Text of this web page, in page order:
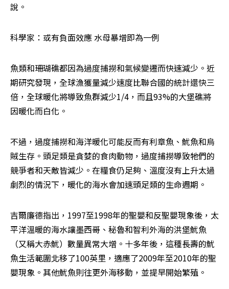
說。
科學家：或有負面效應 水母暴增即為一例
魚類和珊瑚礁都因為過度捕撈和氣候變遷而快速減少。近
期研究發現，全球漁獲量減少速度比聯合國的統計還快三
倍，全球暖化將導致魚群減少1/4，而且93%的大堡礁將
因暖化而白化。
不過，過度捕撈和海洋暖化可能反而有利章魚、魷魚和烏
賊生存。頭足類是貪婪的食肉動物，過度捕撈導致牠們的
競爭者和天敵皆減少。在糧食仍足夠、溫度沒有上升太過
劇烈的情況下，暖化的海水會加速頭足類的生命週期。
吉爾廉德指出，1997至1998年的聖嬰和反聖嬰現象後，太
平洋溫暖的海水讓墨西哥、秘魯和智利外海的洪堡魷魚
（又稱大赤魷）數量異常大增。十多年後，這種長壽的魷
魚生活範圍北移了100英里，適應了2009年至2010年的聖
嬰現象。其他魷魚則往更外海移動，並提早開始繁殖。